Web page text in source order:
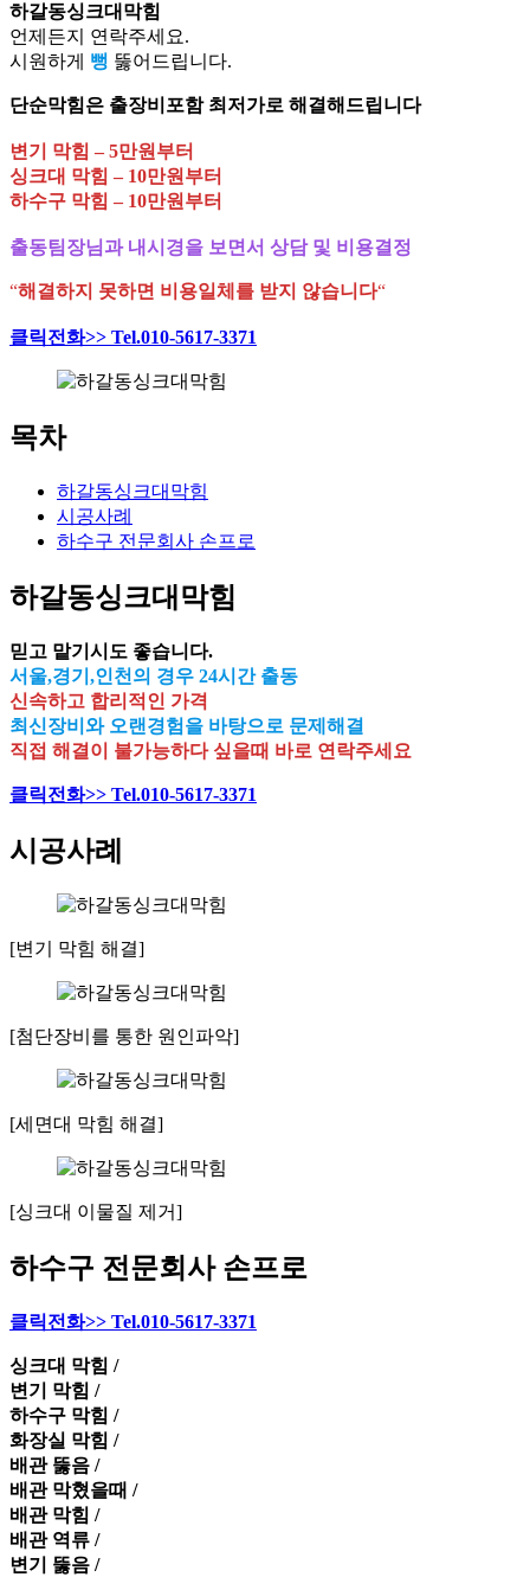
하갈동싱크대막힘
언제든지 연락주세요.
시원하게 뻥 뚫어드립니다.
단순막힘은 출장비포함 최저가로 해결해드립니다
변기 막힘 – 5만원부터
싱크대 막힘 – 10만원부터
하수구 막힘 – 10만원부터
출동팀장님과 내시경을 보면서 상담 및 비용결정
“해결하지 못하면 비용일체를 받지 않습니다“
클릭전화>> Tel.010-5617-3371
목차
하갈동싱크대막힘
시공사례
하수구 전문회사 손프로
하갈동싱크대막힘
믿고 맡기시도 좋습니다.
서울,경기,인천의 경우 24시간 출동
신속하고 합리적인 가격
최신장비와 오랜경험을 바탕으로 문제해결
직접 해결이 불가능하다 싶을때 바로 연락주세요
클릭전화>> Tel.010-5617-3371
시공사례
[변기 막힘 해결]
[첨단장비를 통한 원인파악]
[세면대 막힘 해결]
[싱크대 이물질 제거]
하수구 전문회사 손프로
클릭전화>> Tel.010-5617-3371
싱크대 막힘 /
변기 막힘 /
하수구 막힘 /
화장실 막힘 /
배관 뚫음 /
배관 막혔을때 /
배관 막힘 /
배관 역류 /
변기 뚫음 /